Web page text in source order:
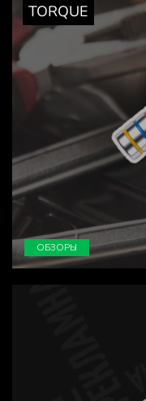
TORQUE
ОБЗОРЫ